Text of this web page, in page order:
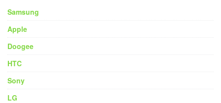
Samsung
Apple
Doogee
HTC
Sony
LG